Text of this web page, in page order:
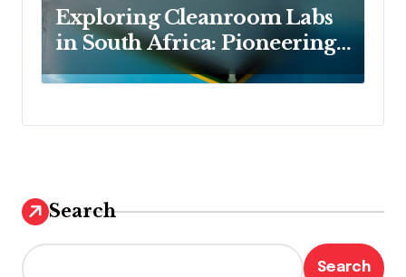
Exploring Cleanroom Labs
in South Africa: Pioneering
Precision and Innovation
Search
Search